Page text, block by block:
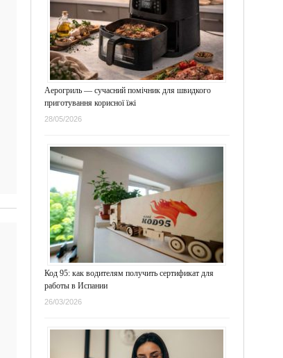
Аерогриль — сучасний помічник для швидкого
приготування корисної їжі
28/05/2026
Код 95: как водителям получить сертификат для
работы в Испании
26/03/2026